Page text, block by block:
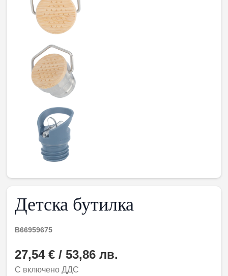
Детска бутилка
B66959675
27,54 € / 53,86 лв.
С включено ДДС